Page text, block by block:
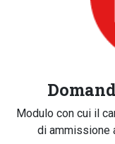
Modulo con cui il
di ammissione